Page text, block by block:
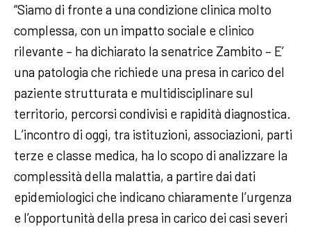
“Siamo di fronte a una condizione clinica molto
complessa, con un impatto sociale e clinico
rilevante – ha dichiarato la senatrice Zambito – E’
una patologia che richiede una presa in carico del
paziente strutturata e multidisciplinare sul
territorio, percorsi condivisi e rapidità diagnostica.
L’incontro di oggi, tra istituzioni, associazioni, parti
terze e classe medica, ha lo scopo di analizzare la
complessità della malattia, a partire dai dati
epidemiologici che indicano chiaramente l’urgenza
e l’opportunità della presa in carico dei casi severi